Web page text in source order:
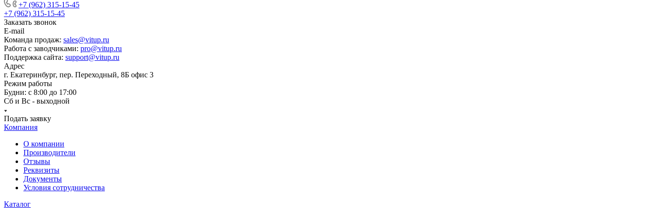
+7 (962) 315-15-45
+7 (962) 315-15-45
Заказать звонок
E-mail
Команда продаж: sales@vitup.ru
Работа с заводчиками: pro@vitup.ru
Поддержка сайта: support@vitup.ru
Адрес
г. Екатеринбург, пер. Переходный, 8Б офис 3
Режим работы
Будни: с 8:00 до 17:00
Сб и Вс - выходной
Подать заявку
Компания
О компании
Производители
Отзывы
Реквизиты
Документы
Условия сотрудничества
Каталог